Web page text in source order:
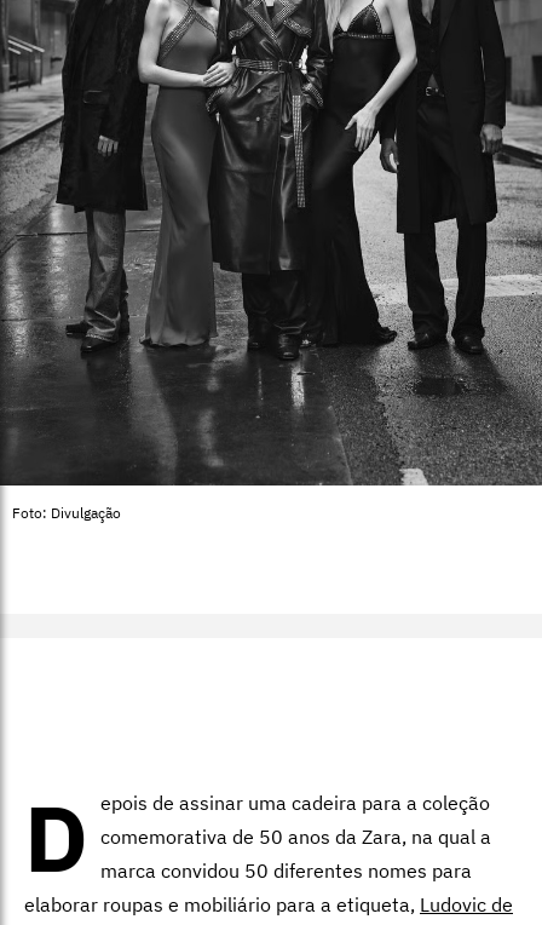
Foto: Divulgação
D
epois de assinar uma cadeira para a coleção
comemorativa de 50 anos da Zara, na qual a
marca convidou 50 diferentes nomes para
elaborar roupas e mobiliário para a etiqueta, Ludovic de